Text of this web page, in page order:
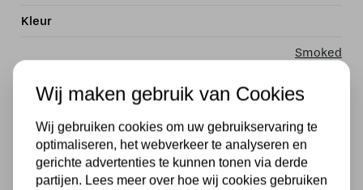
Kleur
Smoked
Fitting
Dimtechniek
Dimbaar
Wij maken gebruik van Cookies
Wij gebruiken cookies om uw gebruikservaring te
optimaliseren, het webverkeer te analyseren en
gerichte advertenties te kunnen tonen via derde
partijen. Lees meer over hoe wij cookies gebruiken